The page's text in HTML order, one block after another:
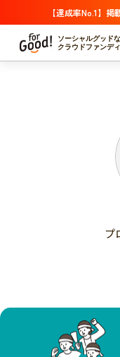
【達成率No.1】
ソーシャルグッドな
クラウドファンデ
プロジェクトか
カテゴリーからさ
医療・
北海道 青森
福島
プ